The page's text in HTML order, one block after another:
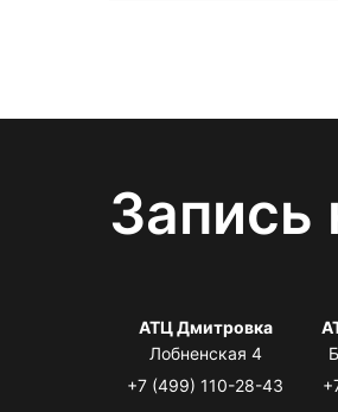
Запись
АТЦ Дмитровка
Лобненская 4
+7 (499) 110-28-43